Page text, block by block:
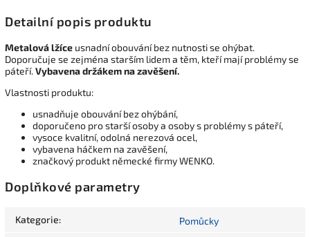
Detailní popis produktu
Metalová lžíce usnadní obouvání bez nutnosti se ohýbat.
Doporučuje se zejména starším lidem a těm, kteří mají problémy se
páteří.Vybavena držákem na zavěšení.
Vlastnosti produktu:
usnadňuje obouvání bez ohýbání,
doporučeno pro starší osoby a osoby s problémy s páteří,
vysoce kvalitní, odolná nerezová ocel,
vybavena háčkem na zavěšení,
značkový produkt německé firmy WENKO.
Doplňkové parametry
Kategorie: Pomůcky